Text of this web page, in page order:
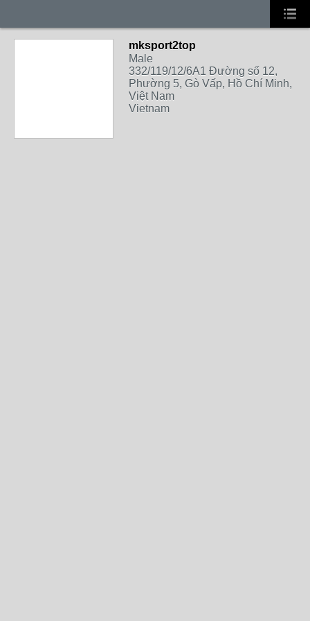
mksport2top
Male
332/119/12/6A1 Đường số 12,
Phường 5, Gò Vấp, Hồ Chí Minh,
Việt Nam
Vietnam